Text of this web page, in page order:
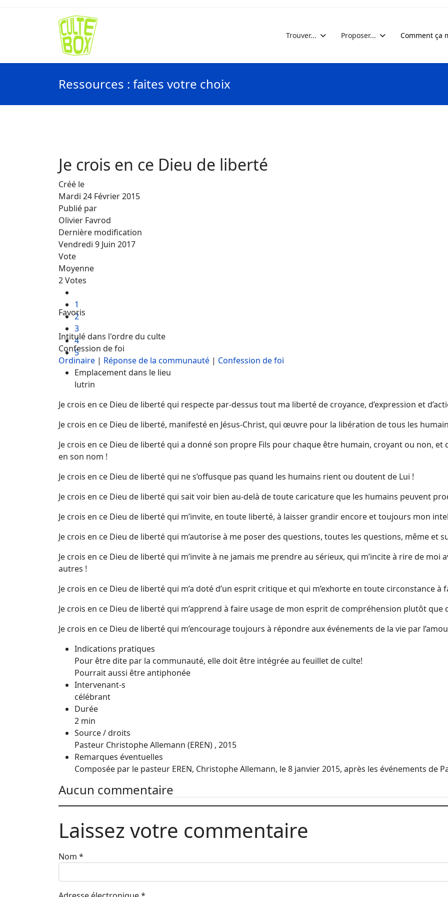
Trouver... Proposer... Comment ça
Ressources : faites votre choix
Je crois en ce Dieu de liberté
Créé le
Mardi 24 Février 2015
Publié par
Olivier Favrod
Dernière modification
Vendredi 9 Juin 2017
Vote
Moyenne
2 Votes
1
2
3
4
5
Favoris
Intitulé dans l'ordre du culte
Confession de foi
Ordinaire | Réponse de la communauté | Confession de foi
Emplacement dans le lieu
lutrin
Je crois en ce Dieu de liberté qui respecte par-dessus tout ma liberté de croyance, d’expression et
Je crois en ce Dieu de liberté, manifesté en Jésus-Christ, qui œuvre pour la libération de tous les
Je crois en ce Dieu de liberté qui a donné son propre Fils pour chaque être humain, croyant ou non, et
en son nom !
Je crois en ce Dieu de liberté qui ne s’offusque pas quand les humains rient ou doutent de Lui !
Je crois en ce Dieu de liberté qui sait voir bien au-delà de toute caricature que les humains peuvent
Je crois en ce Dieu de liberté qui m’invite, en toute liberté, à laisser grandir encore et toujours mon
Je crois en ce Dieu de liberté qui m’autorise à me poser des questions, toutes les questions, même
Je crois en ce Dieu de liberté qui m’invite à ne jamais me prendre au sérieux, qui m’incite à rire de
autres !
Je crois en ce Dieu de liberté qui m’a doté d’un esprit critique et qui m’exhorte en toute circonstance
Je crois en ce Dieu de liberté qui m’apprend à faire usage de mon esprit de compréhension plutôt
Je crois en ce Dieu de liberté qui m’encourage toujours à répondre aux événements de la vie par
Indications pratiques
Pour être dite par la communauté, elle doit être intégrée au feuillet de culte!
Pourrait aussi être antiphonée
Intervenant-s
célébrant
Durée
2 min
Source / droits
Pasteur Christophe Allemann (EREN) , 2015
Remarques éventuelles
Composée par le pasteur EREN, Christophe Allemann, le 8 janvier 2015, après les événements de
Aucun commentaire
Laissez votre commentaire
Nom *